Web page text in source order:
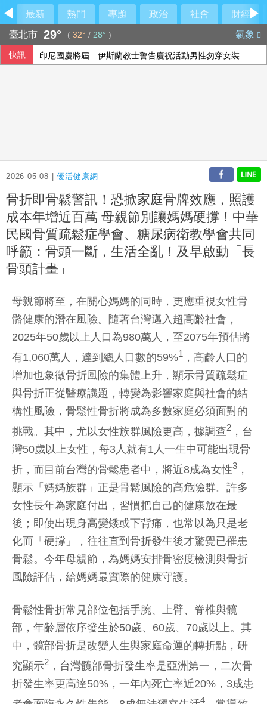
最新 熱門 專題 政治 社會
財經
臺北市 29° ( 32° / 28° ) 氣象
快訊 印尼國慶將屆 伊斯蘭教士警告慶祝活動男性勿穿女裝
2026-05-08 |優活健康網
骨折即骨鬆警訊！恐掀家庭骨牌效應，照護
成本年增近百萬 母親節別讓媽媽硬撐！中華
民國骨質疏鬆症學會、糖尿病衛教學會共同
呼籲：骨頭一斷，生活全亂！及早啟動「長
骨頭計畫」
母親節將至，在關心媽媽的同時，更應重視女性骨
骼健康的潛在風險。隨著台灣邁入超高齡社會，
2025年50歲以上人口為980萬人，至2075年預估將
有1,060萬人，達到總人口數的59%1 ，高齡人口的
增加也象徵骨折風險的集體上升，顯示骨質疏鬆症
與骨折正從醫療議題，轉變為影響家庭與社會的結
構性風險，骨鬆性骨折將成為多數家庭必須面對的
挑戰。其中，尤以女性族群風險更高，據調查2 ，台
灣50歲以上女性，每3人就有1人一生中可能出現骨
折，而目前台灣的骨鬆患者中，將近8成為女性3 ，
顯示「媽媽族群」正是骨鬆風險的高危險群。許多
女性長年為家庭付出，習慣把自己的健康放在最
後；即使出現身高變矮或下背痛，也常以為只是老
化而「硬撐」，往往直到骨折發生後才驚覺已罹患
骨鬆。今年母親節，為媽媽安排骨密度檢測與骨折
風險評估，給媽媽最實際的健康守護。
骨鬆性骨折常見部位包括手腕、上臂、脊椎與髖
部，年齡層依序發生於50歲、60歲、70歲以上。其
中，髖部骨折是改變人生與家庭命運的轉折點，研
究顯示2 ，台灣髖部骨折發生率是亞洲第一，二次骨
折發生率更高達50%，一年內死亡率近20%，3成患
4